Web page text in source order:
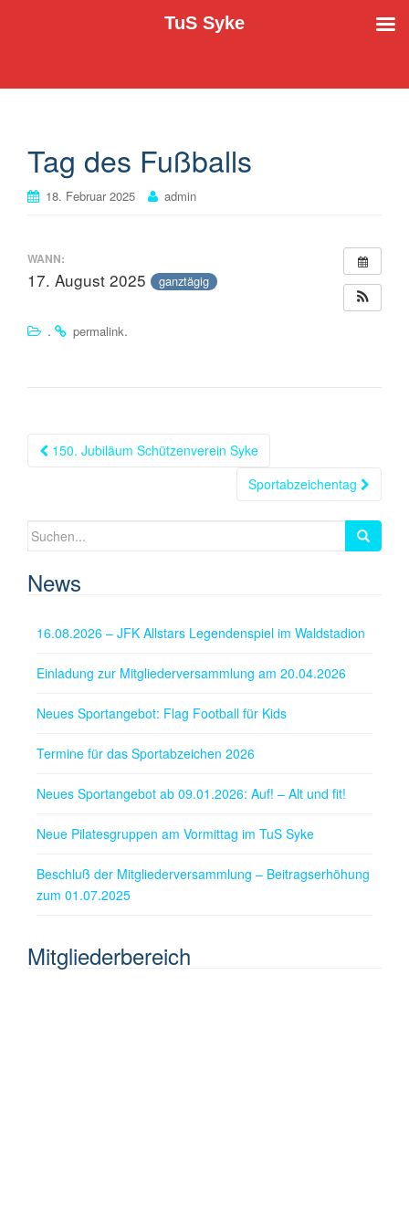
Tag des Fußballs
18. Februar 2025 admin
WANN:
17. August 2025 ganztägig
. permalink.
Beitragsnavigation
150. Jubiläum Schützenverein Syke
Sportabzeichentag
Suchen
News
16.08.2026 – JFK Allstars Legendenspiel im Waldstadion
Einladung zur Mitgliederversammlung am 20.04.2026
Neues Sportangebot: Flag Football für Kids
Termine für das Sportabzeichen 2026
Neues Sportangebot ab 09.01.2026: Auf! – Alt und fit!
Neue Pilatesgruppen am Vormittag im TuS Syke
Beschluß der Mitgliederversammlung – Beitragserhöhung
zum 01.07.2025
Mitgliederbereich
TuS Syke